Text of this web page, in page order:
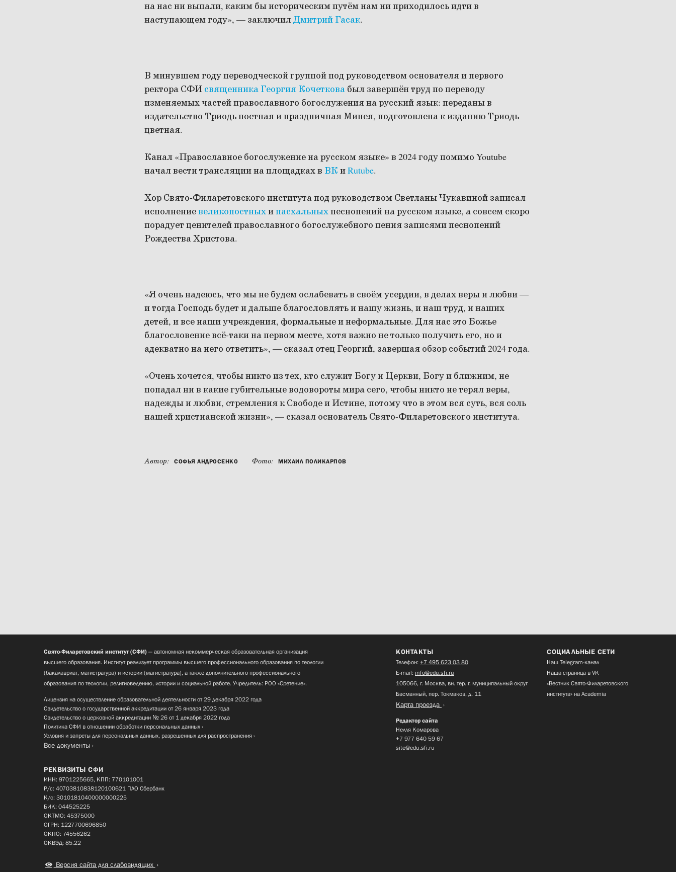
на нас ни выпали, каким бы историческим путём нам ни приходилось идти в
наступающем году», — заключилДмитрий Гасак.
В минувшем году переводческой группой под руководством основателя и первого
ректора СФИ священника Георгия Кочеткова был завершён труд по переводу
изменяемых частей православного богослужения на русский язык: переданы в
издательство Триодь постная и праздничная Минея, подготовлена к изданию Триодь
цветная.
Канал «Православное богослужение на русском языке» в 2024 году помимо Youtube
начал вести трансляции на площадках в ВК иRutube.
Хор Свято-Филаретовского института под руководством Светланы Чукавиной записал
исполнениевеликопостныхипасхальныхпеснопений на русском языке, а совсем скоро
порадует ценителей православного богослужебного пения записями песнопений
Рождества Христова.
«Я очень надеюсь, что мы не будем ослабевать в своём усердии, в делах веры и любви —
и тогда Господь будет и дальше благословлять и нашу жизнь, и наш труд, и наших
детей, и все наши учреждения, формальные и неформальные. Для нас это Божье
благословение всё-таки на первом месте, хотя важно не только получить его, но и
адекватно на него ответить», — сказал отец Георгий, завершая обзор событий 2024 года.
«Очень хочется, чтобы никто из тех, кто служит Богу и Церкви, Богу и ближним, не
попадал ни в какие губительные водовороты мира сего, чтобы никто не терял веры,
надежды и любви, стремления к Свободе и Истине, потому что в этом вся суть, вся соль
нашей христианской жизни», — сказал основатель Свято-Филаретовского института.
Автор: СОФЬЯ АНДРОСЕНКО Фото: МИХАИЛ ПОЛИКАРПОВ
Свято-Филаретовский институт (СФИ) — автономная некоммерческая образовательная организация
высшего образования. Институт реализует программы высшего профессионального образования по теологии
(бакалавриат, магистратура) и истории (магистратура), а также дополнительного профессионального
образования по теологии, религиоведению, истории и социальной работе. Учредитель: РОО «Сретение».
Лицензия на осуществление образовательной деятельности от 29 декабря 2022 года
Свидетельство о государственной аккредитации от 26 января 2023 года
Свидетельство о церковной аккредитации № 26 от 1 декабря 2022 года
Политика СФИ в отношении обработки персональных данных
Условия и запреты для персональных данных, разрешенных для распространения
Все документы
КОНТАКТЫ
Телефон: +7 495 623 03 80
E-mail: info@edu.sfi.ru
105066, г. Москва, вн. тер. г. муниципальный округ
Басманный, пер. Токмаков, д. 11
Карта проезда
Редактор сайта
Нелля Комарова
+7 977 640 59 67
site@edu.sfi.ru
СОЦИАЛЬНЫЕ СЕТИ
Наш Telegram-канал
Наша страница в VK
«Вестник Свято-Филаретовского
института» на Academia
РЕКВИЗИТЫ СФИ
ИНН: 9701225665, КПП: 770101001
Р/с: 40703810838120100621 ПАО Сбербанк
К/с: 30101810400000000225
БИК: 044525225
ОКТМО: 45375000
ОГРН: 1227700696850
ОКПО: 74556262
ОКВЭД: 85.22
Версия сайта для слабовидящих